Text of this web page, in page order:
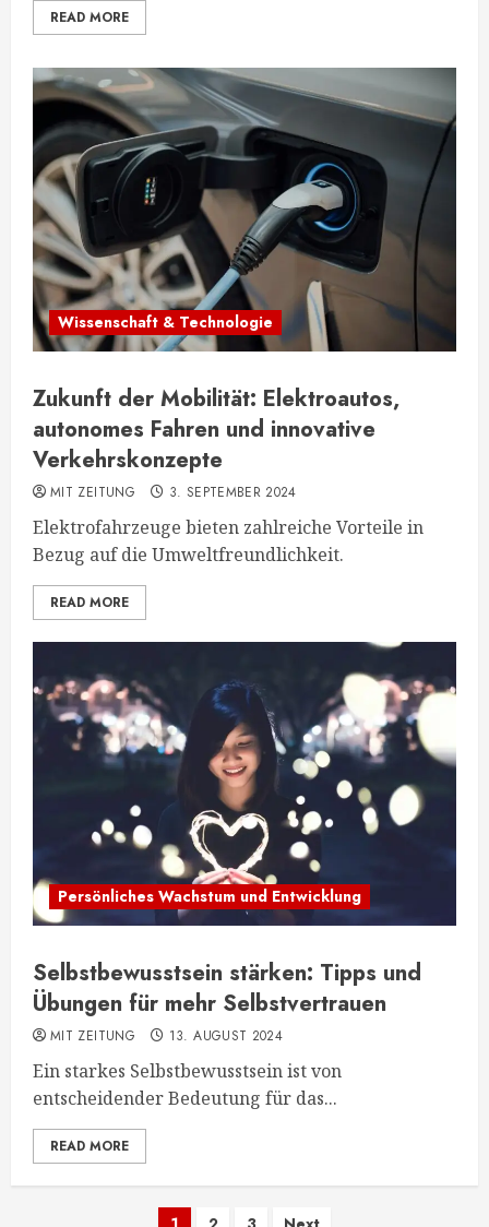
READ MORE
Wissenschaft & Technologie
Zukunft der Mobilität: Elektroautos,
autonomes Fahren und innovative
Verkehrskonzepte
MIT ZEITUNG 3. SEPTEMBER 2024
Elektrofahrzeuge bieten zahlreiche Vorteile in
Bezug auf die Umweltfreundlichkeit.
READ MORE
Persönliches Wachstum und Entwicklung
Selbstbewusstsein stärken: Tipps und
Übungen für mehr Selbstvertrauen
MIT ZEITUNG 13. AUGUST 2024
Ein starkes Selbstbewusstsein ist von
entscheidender Bedeutung für das...
READ MORE